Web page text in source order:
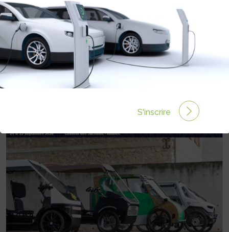
INFOS
https://xd.ademe.fr/4eme-salon-2026
S'inscrire